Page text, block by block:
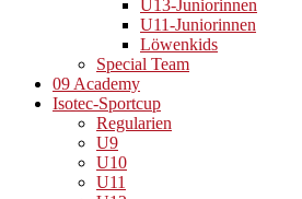
U13-Juniorinnen
U11-Juniorinnen
Löwenkids
Special Team
09 Academy
Isotec-Sportcup
Regularien
U9
U10
U11